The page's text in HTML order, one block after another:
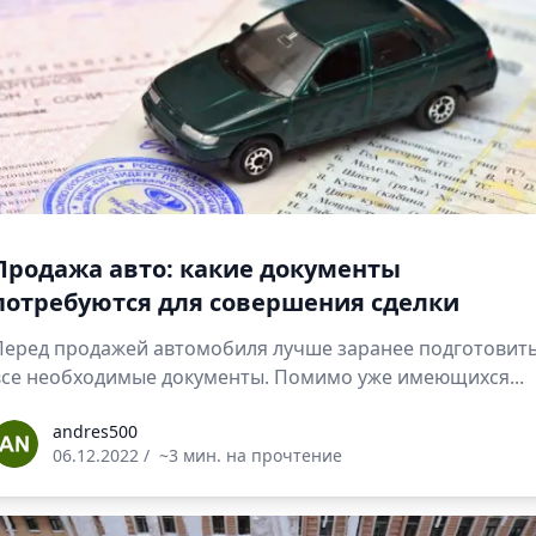
авто: какие документы
для совершения сделки
продажей автомобиля лучше заранее
необходимые документы. Помимо уже имеющихся...
andres500
06.12.2022 / ~3 мин. на прочтение